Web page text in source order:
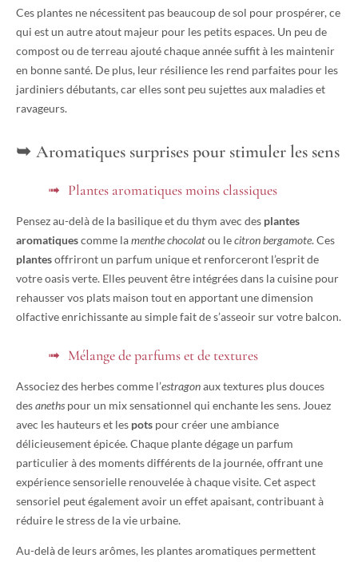
Ces plantes ne nécessitent pas beaucoup de sol pour prospérer, ce
qui est un autre atout majeur pour les petits espaces. Un peu de
compost ou de terreau ajouté chaque année suffit à les maintenir
en bonne santé. De plus, leur résilience les rend parfaites pour les
jardiniers débutants, car elles sont peu sujettes aux maladies et
ravageurs.
Aromatiques surprises pour stimuler les sens
Plantes aromatiques moins classiques
Pensez au-delà de la basilique et du thym avec des plantes
aromatiquescomme lamenthe chocolatou lecitron bergamote. Ces
plantesoffriront un parfum unique et renforceront l’esprit de
votre oasis verte. Elles peuvent être intégrées dans la cuisine pour
rehausser vos plats maison tout en apportant une dimension
olfactive enrichissante au simple fait de s’asseoir sur votre balcon.
Mélange de parfums et de textures
Associez des herbes comme l’estragonaux textures plus douces
desaneths pour un mix sensationnel qui enchante les sens. Jouez
avec les hauteurs et les pots pour créer une ambiance
délicieusement épicée. Chaque plante dégage un parfum
particulier à des moments différents de la journée, offrant une
expérience sensorielle renouvelée à chaque visite. Cet aspect
sensoriel peut également avoir un effet apaisant, contribuant à
réduire le stress de la vie urbaine.
Au-delà de leurs arômes, les plantes aromatiques permettent